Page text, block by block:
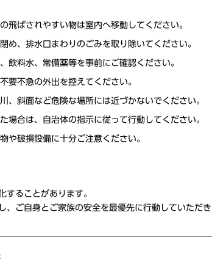
飛ばされやすい物は室内へ移動してください。
め、排水口まわりのごみを取り除いてください。
飲料水、常備薬等を事前にご確認ください。
要不急の外出を控えてください。
、斜面など危険な場所には近づかないでください。
場合は、自治体の指示に従って行動してください。
や破損設備に十分ご注意ください。
することがあります。
、ご自身とご家族の安全を最優先に行動していただ